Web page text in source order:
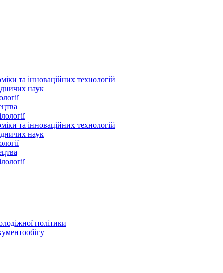
та інноваційних технологій
наук
та інноваційних технологій
наук
політики